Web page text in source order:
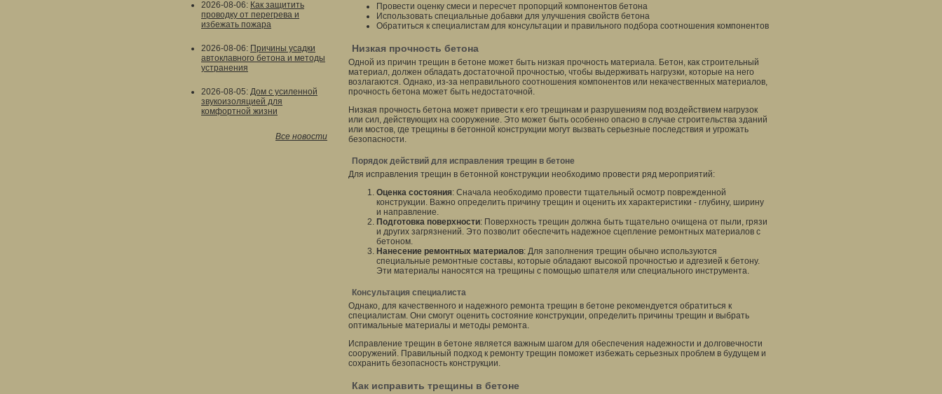
2026-08-06: Как защитить
проводку от перегрева и
избежать пожара
2026-08-06: Причины усадки
автоклавного бетона и методы
устранения
2026-08-05: Дом с усиленной
звукоизоляцией для
комфортной жизни
Все новости
Провести оценку смеси и пересчет пропорций компонентов бетона
Использовать специальные добавки для улучшения свойств бетона
Обратиться к специалистам для консультации и правильного подбора соотношения компонентов
Низкая прочность бетона
Одной из причин трещин в бетоне может быть низкая прочность материала. Бетон, как строительный
материал, должен обладать достаточной прочностью, чтобы выдерживать нагрузки, которые на него
возлагаются. Однако, из-за неправильного соотношения компонентов или некачественных материалов,
прочность бетона может быть недостаточной.
Низкая прочность бетона может привести к его трещинам и разрушениям под воздействием нагрузок
или сил, действующих на сооружение. Это может быть особенно опасно в случае строительства зданий
или мостов, где трещины в бетонной конструкции могут вызвать серьезные последствия и угрожать
безопасности.
Порядок действий для исправления трещин в бетоне
Для исправления трещин в бетонной конструкции необходимо провести ряд мероприятий:
Оценка состояния: Сначала необходимо провести тщательный осмотр поврежденной
конструкции. Важно определить причину трещин и оценить их характеристики - глубину, ширину
и направление.
Подготовка поверхности: Поверхность трещин должна быть тщательно очищена от пыли, грязи
и других загрязнений. Это позволит обеспечить надежное сцепление ремонтных материалов с
бетоном.
Нанесение ремонтных материалов: Для заполнения трещин обычно используются
специальные ремонтные составы, которые обладают высокой прочностью и адгезией к бетону.
Эти материалы наносятся на трещины с помощью шпателя или специального инструмента.
Консультация специалиста
Однако, для качественного и надежного ремонта трещин в бетоне рекомендуется обратиться к
специалистам. Они смогут оценить состояние конструкции, определить причины трещин и выбрать
оптимальные материалы и методы ремонта.
Исправление трещин в бетоне является важным шагом для обеспечения надежности и долговечности
сооружений. Правильный подход к ремонту трещин поможет избежать серьезных проблем в будущем и
сохранить безопасность конструкции.
Как исправить трещины в бетоне